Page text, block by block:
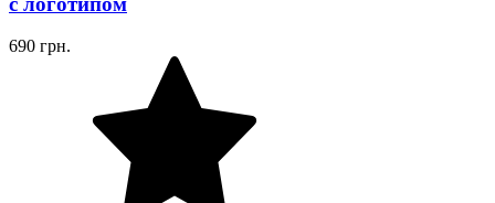
690 грн.